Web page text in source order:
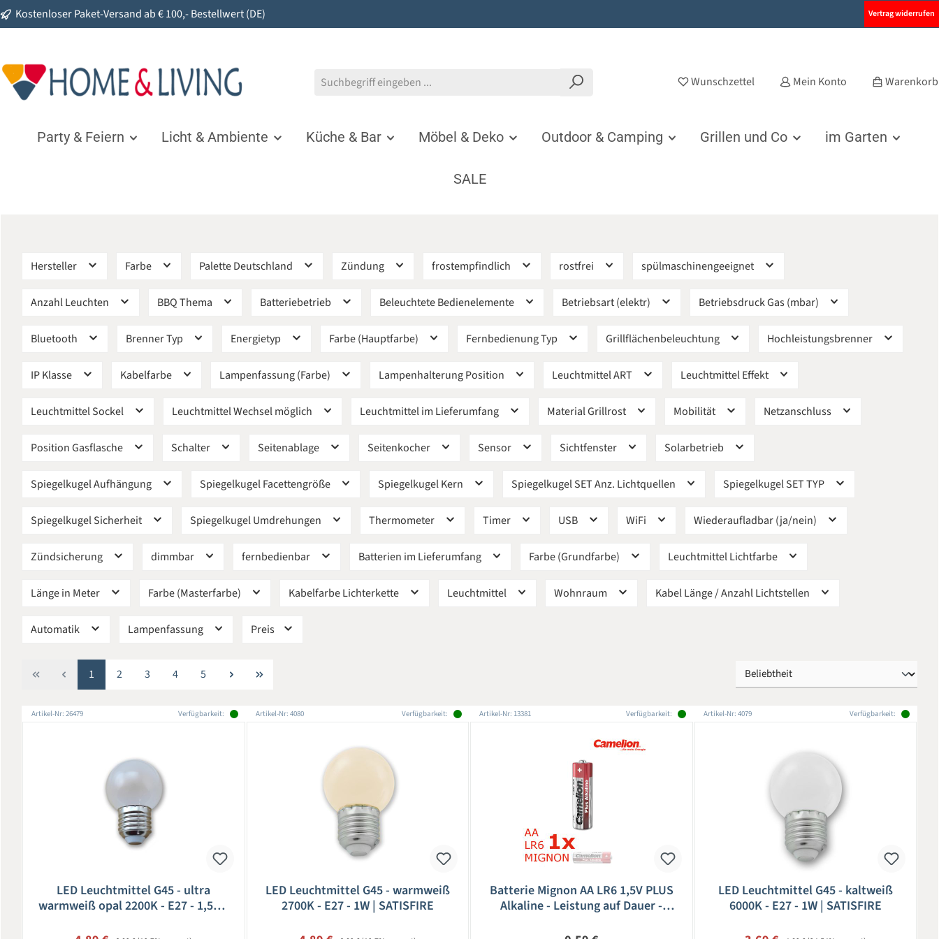
Zur Hauptnavigation springen
Kostenloser Paket-Versand ab € 100,- Bestellwert (DE) Vertrag widerrufen
Wunschzettel Mein Konto Warenkorb
Party & Feiern Licht & Ambiente Küche & Bar Möbel & Deko Outdoor & Camping Grillen und Co im Garten
SALE
Hersteller Farbe Palette Deutschland Zündung frostempfindlich rostfrei spülmaschinengeeignet
Anzahl Leuchten BBQ Thema Batteriebetrieb Beleuchtete Bedienelemente Betriebsart (elektr) Betriebsdruck Gas (mbar)
Bluetooth Brenner Typ Energietyp Farbe (Hauptfarbe) Fernbedienung Typ Grillflächenbeleuchtung Hochleistungsbrenner
IP Klasse Kabelfarbe Lampenfassung (Farbe) Lampenhalterung Position Leuchtmittel ART Leuchtmittel Effekt
Leuchtmittel Sockel Leuchtmittel Wechsel möglich Leuchtmittel im Lieferumfang Material Grillrost Mobilität Netzanschluss
Position Gasflasche Schalter Seitenablage Seitenkocher Sensor Sichtfenster Solarbetrieb
Spiegelkugel Aufhängung Spiegelkugel Facettengröße Spiegelkugel Kern Spiegelkugel SET Anz. Lichtquellen Spiegelkugel SET TYP
Spiegelkugel Sicherheit Spiegelkugel Umdrehungen Thermometer Timer USB WiFi Wiederaufladbar (ja/nein)
Zündsicherung dimmbar fernbedienbar Batterien im Lieferumfang Farbe (Grundfarbe) Leuchtmittel Lichtfarbe
Länge in Meter Farbe (Masterfarbe) Kabelfarbe Lichterkette Leuchtmittel Wohnraum Kabel Länge / Anzahl Lichtstellen
Automatik Lampenfassung Preis
Seite
1 Seite
2 Seite
3 Seite
4 Seite
5
Artikel-Nr: 26479 Verfügbarkeit:
LED Leuchtmittel G45 - ultra
warmweiß opal 2200K - E27 - 1,5W |
Regulärer Preis:
Artikel-Nr: 4080 Verfügbarkeit:
LED Leuchtmittel G45 - warmweiß
2700K - E27 - 1W | SATISFIRE
Regulärer Preis:
Artikel-Nr: 13381 Verfügbarkeit:
Batterie Mignon AA LR6 1,5V PLUS
Alkaline - Leistung auf Dauer -
Artikel-Nr: 4079 Verfügbarkeit:
LED Leuchtmittel G45 - kaltweiß
6000K - E27 - 1W | SATISFIRE
Regulärer Preis: